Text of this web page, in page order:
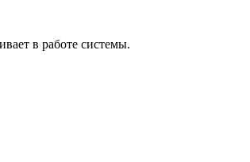
в работе системы.